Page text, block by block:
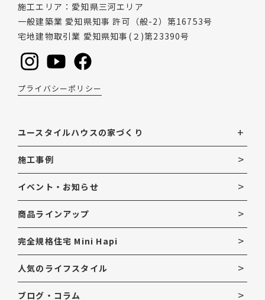
施工エリア
愛知県三河エリア
一般建築業 愛知県知事 許可（般-2）第16753号
宅地建物取引業 愛知県知事(２)第23390号
プライバシーポリシー
ユースタイルハウスの家づくり
施工事例
イベント・お知らせ
商品ラインアップ
完全規格住宅 Mini Hapi
人気のライフスタイル
ブログ・コラム